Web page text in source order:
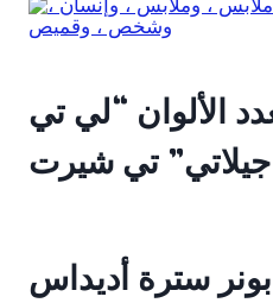
الألوان “لي تي
تي شيرت
بونر سترة أديداس